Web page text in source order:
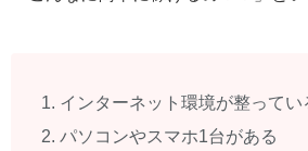
インターネット環境が整ってい
パソコンやスマホ1台がある